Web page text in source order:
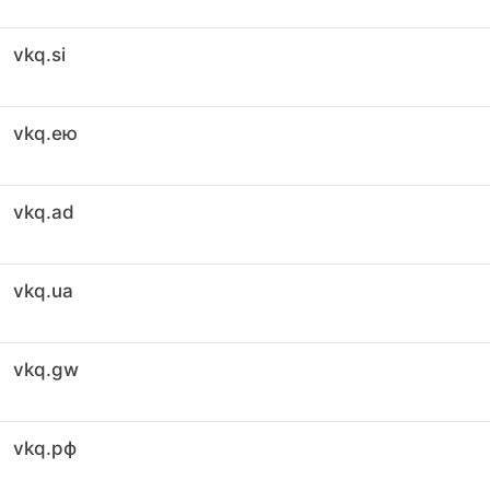
vkq.si
vkq.ею
vkq.ad
vkq.ua
vkq.gw
vkq.рф